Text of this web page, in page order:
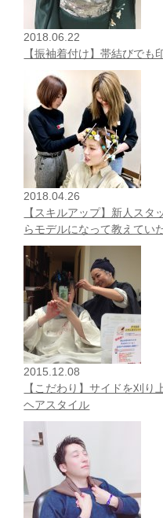
2018.06.22
【振袖着付け】帯結びでも
2018.04.26
【スキルアップ】新人ス
らモデルになって教えてい
2015.12.08
【こだわり】サイドを刈
ヘアスタイル